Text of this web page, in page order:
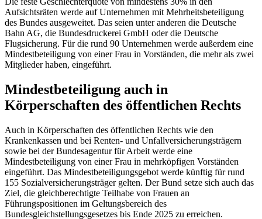
Aufsichtsräten werde auf Unternehmen mit Mehrheitsbeteiligung
des Bundes ausgeweitet. Das seien unter anderen die Deutsche
Bahn AG, die Bundesdruckerei GmbH oder die Deutsche
Flugsicherung. Für die rund 90 Unternehmen werde außerdem eine
Mindestbeteiligung von einer Frau in Vorständen, die mehr als zwei
Mitglieder haben, eingeführt.
Mindestbeteiligung auch in
Körperschaften des öffentlichen Rechts
Auch in Körperschaften des öffentlichen Rechts wie den
Krankenkassen und bei Renten- und Unfallversicherungsträgern
sowie bei der Bundesagentur für Arbeit werde eine
Mindestbeteiligung von einer Frau in mehrköpfigen Vorständen
eingeführt. Das Mindestbeteiligungsgebot werde künftig für rund
155 Sozialversicherungsträger gelten. Der Bund setze sich auch das
Ziel, die gleichberechtigte Teilhabe von Frauen an
Führungspositionen im Geltungsbereich des
Bundesgleichstellungsgesetzes bis Ende 2025 zu erreichen.